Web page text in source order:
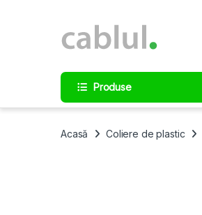
Produse
Acasă Coliere de plastic